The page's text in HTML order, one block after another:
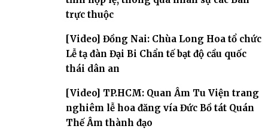
trực thuộc
[Video] Đồng Nai: Chùa Long Hoa tổ chức
Lễ tạ đàn Đại Bi Chẩn tế bạt độ cầu quốc
thái dân an
[Video] TP.HCM: Quan Âm Tu Viện trang
nghiêm lễ hoa đăng vía Đức Bồ tát Quán
Thế Âm thành đạo